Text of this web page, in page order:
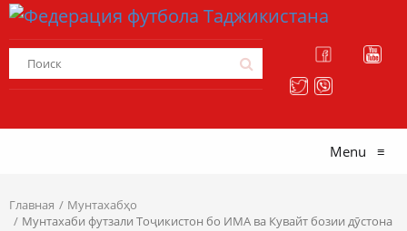
Menu ≡
Главная
Мунтахабҳо
Мунтахаби футзали Тоҷикистон бо ИМА ва Кувайт бозии дӯстона